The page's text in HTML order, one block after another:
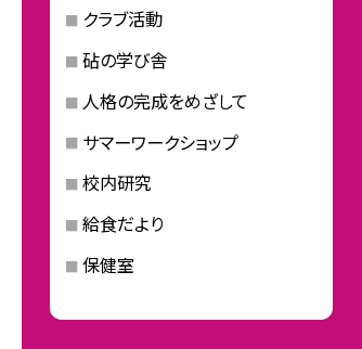
クラブ活動
砧の学び舎
人格の完成をめざして
サマーワークショップ
校内研究
給食だより
保健室